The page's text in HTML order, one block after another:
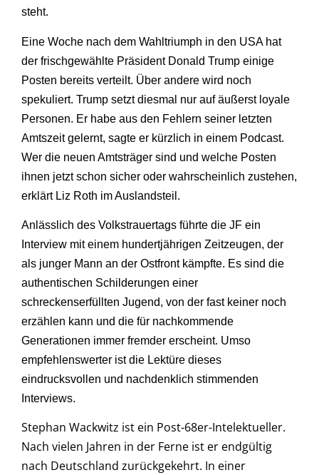
steht.
Eine Woche nach dem Wahltriumph in den USA hat
der frischgewählte Präsident Donald Trump einige
Posten bereits verteilt. Über andere wird noch
spekuliert. Trump setzt diesmal nur auf äußerst loyale
Personen. Er habe aus den Fehlern seiner letzten
Amtszeit gelernt, sagte er kürzlich in einem Podcast.
Wer die neuen Amtsträger sind und welche Posten
ihnen jetzt schon sicher oder wahrscheinlich zustehen,
erklärt Liz Roth im Auslandsteil.
Anlässlich des Volkstrauertags führte die JF ein
Interview mit einem hundertjährigen Zeitzeugen, der
als junger Mann an der Ostfront kämpfte. Es sind die
authentischen Schilderungen einer
schreckenserfüllten Jugend, von der fast keiner noch
erzählen kann und die für nachkommende
Generationen immer fremder erscheint. Umso
empfehlenswerter ist die Lektüre dieses
eindrucksvollen und nachdenklich stimmenden
Interviews.
Stephan Wackwitz ist ein Post-68er-Intelektueller.
Nach vielen Jahren in der Ferne ist er endgültig
nach Deutschland zurückgekehrt. In einer